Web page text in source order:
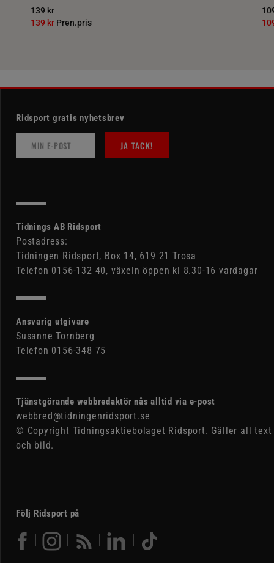
139 kr
139 kr Pren.pris
Ridsport gratis nyhetsbrev
JA TACK!
Tidnings AB Ridsport
Postadress:
Tidningen Ridsport, Box 14, 619 21 Trosa
Telefon 0156-132 40, växeln öppen kl 8.30-16 vardagar
Ansvarig utgivare
Susanne Tornberg
Telefon 0156-348 75
Tjänstgörande webbredaktör nås alltid via e-post
webbred@tidningenridsport.se
© Copyright Tidningsaktiebolaget Ridsport. Gäller all text
och bild.
Följ Ridsport på